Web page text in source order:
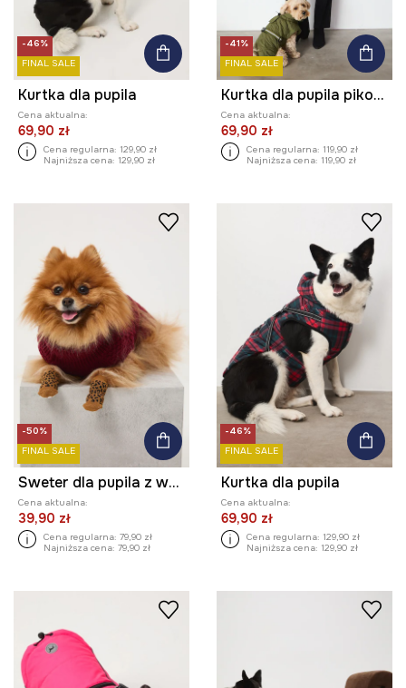
-46%
FINAL SALE
Kurtka dla pupila
Cena aktualna:
69,90 zł
Cena regularna: 129,90 zł
Najniższa cena: 129,90 zł
-41%
FINAL SALE
Kurtka dla pupila pikowana
Cena aktualna:
69,90 zł
Cena regularna: 119,90 zł
Najniższa cena: 119,90 zł
-50%
FINAL SALE
Sweter dla pupila z warkoczowym splotem
Cena aktualna:
39,90 zł
Cena regularna: 79,90 zł
Najniższa cena: 79,90 zł
-46%
FINAL SALE
Kurtka dla pupila
Cena aktualna:
69,90 zł
Cena regularna: 129,90 zł
Najniższa cena: 129,90 zł